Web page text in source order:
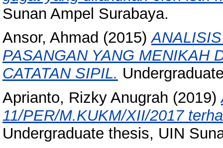
Sunan Ampel Surabaya.
Ansor, Ahmad (2015)
PASANGAN YANG MENIKAH
CATATAN SIPIL.
Aprianto, Rizky Anugrah (2019)
11/PER/M.KUKM/XII/2017
Undergraduate thesis, UIN